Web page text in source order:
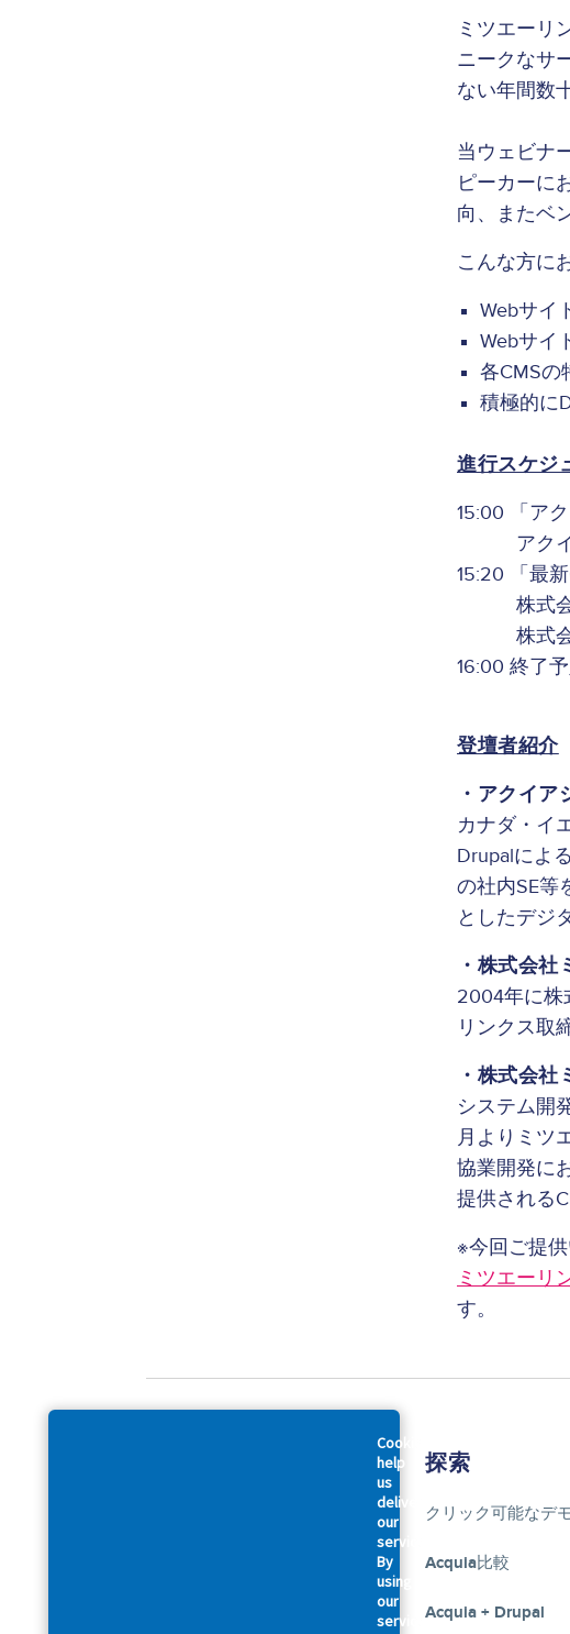
Cookies
help
us
deliver
our
services.
By
using
our
services,
ミツエーリ
ニークなサ
ない年間数
当ウェビナ
ピーカーに
向、またベ
こんな方に
Webサイ
Webサイ
各CMSの
積極的に
進行スケジ
15:00 「ア
アクイ
15:20 「最
株式会社
株式会
16:00 終了
登壇者紹介
・アクイ
カナダ・イ
Drupalによ
の社内SE等
としたデジ
・株式会
2004年に株
リンクス取
・株式会
システム開
月よりミツ
協業開発に
提供される
※今回ご提
ミツエーリ
す。
探索
クリック可能なデ
Acquia比較
Acquia + Drupal